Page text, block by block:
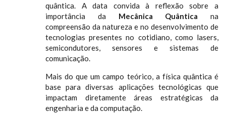
quântica. A data convida à reflexão sobre a
importância da Mecânica Quântica na
compreensão da natureza e no desenvolvimento de
tecnologias presentes no cotidiano, como lasers,
semicondutores, sensores e sistemas de
comunicação.
Mais do que um campo teórico, a física quântica é
base para diversas aplicações tecnológicas que
impactam diretamente áreas estratégicas da
engenharia e da computação.